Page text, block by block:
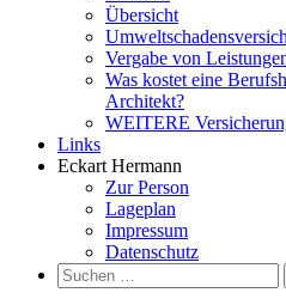
Übersicht
Vergabe von
Was kostet eine
Architekt?
WEITERE
Links
Eckart Hermann
Zur Person
Lageplan
Impressum
Datenschutz
Suchen
nach: